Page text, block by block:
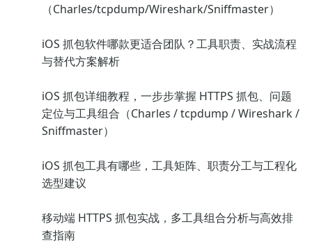
（Charles/tcpdump/Wireshark/Sniffmaster）
iOS 抓包软件哪款更适合团队？工具职责、实战流程
与替代方案解析
iOS 抓包详细教程，一步步掌握 HTTPS 抓包、问题
定位与工具组合（Charles / tcpdump / Wireshark /
Sniffmaster）
iOS 抓包工具有哪些，工具矩阵、职责分工与工程化
选型建议
移动端 HTTPS 抓包实战，多工具组合分析与高效排
查指南